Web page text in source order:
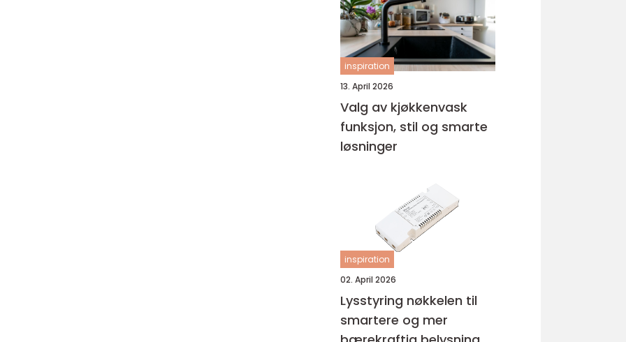
inspiration
13. April 2026
Valg av kjøkkenvask
funksjon, stil og smarte
løsninger
inspiration
02. April 2026
Lysstyring nøkkelen til
smartere og mer